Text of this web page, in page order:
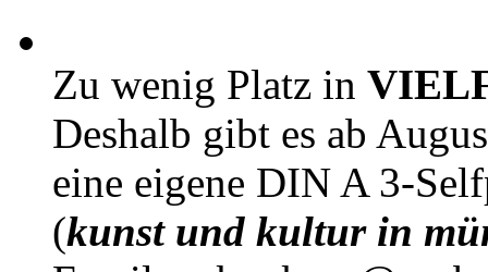
Zu wenig Platz in
Deshalb gibt es ab
eine eigene DIN A 3-
(kunst und kultur in